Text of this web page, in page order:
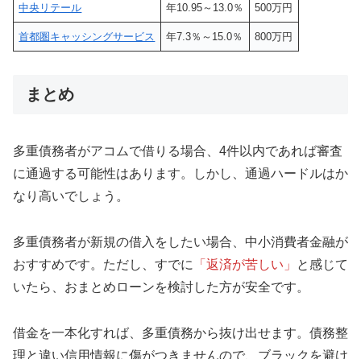
中央リテール 年10.95～13.0％ 500万円
首都圏キャッシングサービス 年7.3％～15.0％ 800万円
まとめ
多重債務者がアコムで借りる場合、4件以内であれば審査
に通過する可能性はあります。しかし、通過ハードルはか
なり高いでしょう。
多重債務者が新規の借入をしたい場合、中小消費者金融が
おすすめです。ただし、すでに
「返済が苦しい」
と感じて
いたら、おまとめローンを検討した方が安全です。
借金を一本化すれば、多重債務から抜け出せます。債務整
理と違い信用情報に傷がつきませんので、ブラックを避け